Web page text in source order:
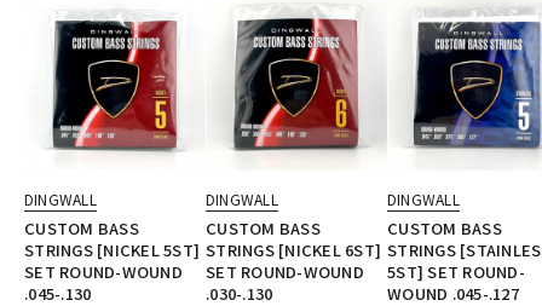
DINGWALL
CUSTOM BASS
STRINGS [NICKEL 5ST]
SET ROUND-WOUND
.045-.130
DINGWALL
CUSTOM BASS
STRINGS [NICKEL 6ST]
SET ROUND-WOUND
.030-.130
DINGWALL
CUSTOM BASS
STRINGS
5ST] SET ROUND-
WOUND .045-.127